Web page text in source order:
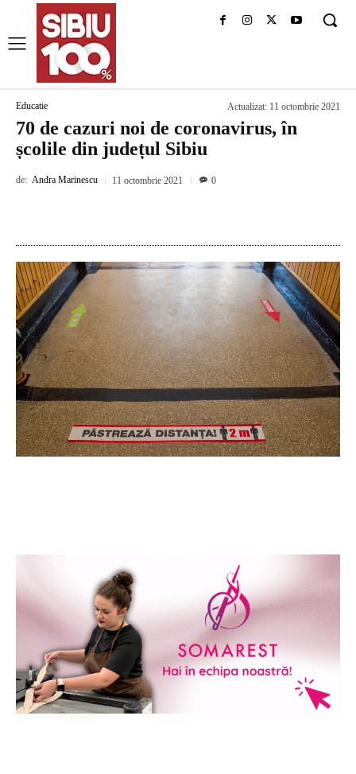
Educatie Actualizat: 11 octombrie 2021
70 de cazuri noi de coronavirus, în
școlile din județul Sibiu
de: Andra Marinescu 11 octombrie 2021 0